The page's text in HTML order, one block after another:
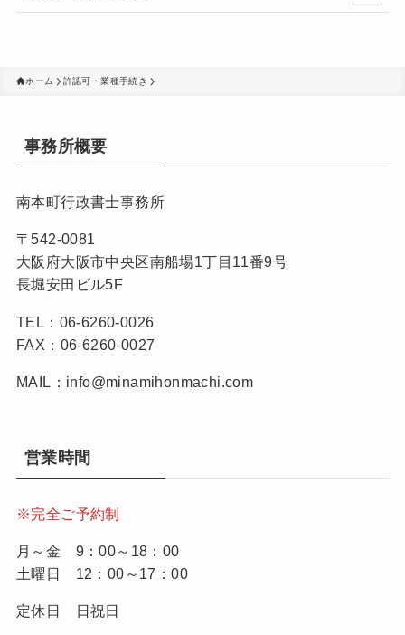
ホーム 許認可・業種手続き
事務所概要
南本町行政書士事務所
〒542-0081
大阪府大阪市中央区南船場1丁目11番9号
長堀安田ビル5F
TEL：06-6260-0026
FAX：06-6260-0027
MAIL：info@minamihonmachi.com
営業時間
※完全ご予約制
月～金 9：00～18：00
土曜日 12：00～17：00
定休日 日祝日